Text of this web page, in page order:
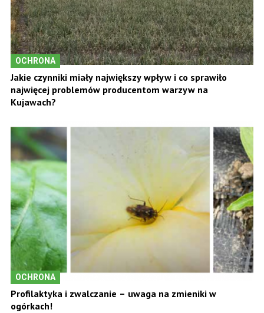
OCHRONA
Jakie czynniki miały największy wpływ i co sprawiło
najwięcej problemów producentom warzyw na
Kujawach?
OCHRONA
Profilaktyka i zwalczanie – uwaga na zmieniki w
ogórkach!